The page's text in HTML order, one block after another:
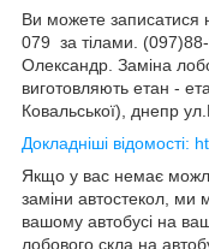
Ви можете записатися
079 за тілами.
Олександр. Заміна
виготовляють етан -
Ковальської), днепр
Докладніші
Якщо у вас немає
заміни автостекол, ми
вашому автобусі на
лобового скла на